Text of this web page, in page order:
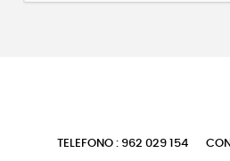
TELEFONO : 962 029 154